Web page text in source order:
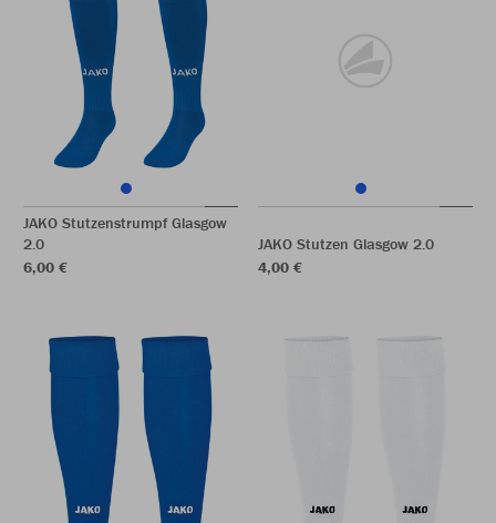
JAKO Stutzenstrumpf Glasgow
2.0
6,00 €
JAKO Stutzen Glasgow 2.0
4,00 €